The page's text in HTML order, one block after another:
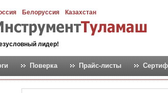
Белоруссия Казахстан
лидер!
Поверка Прайс-листы